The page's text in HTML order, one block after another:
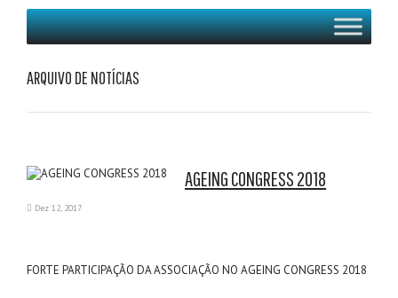
ARQUIVO DE NOTÍCIAS
AGEING CONGRESS 2018
Dez 12, 2017
FORTE PARTICIPAÇÃO DA ASSOCIAÇÃO NO AGEING CONGRESS 2018